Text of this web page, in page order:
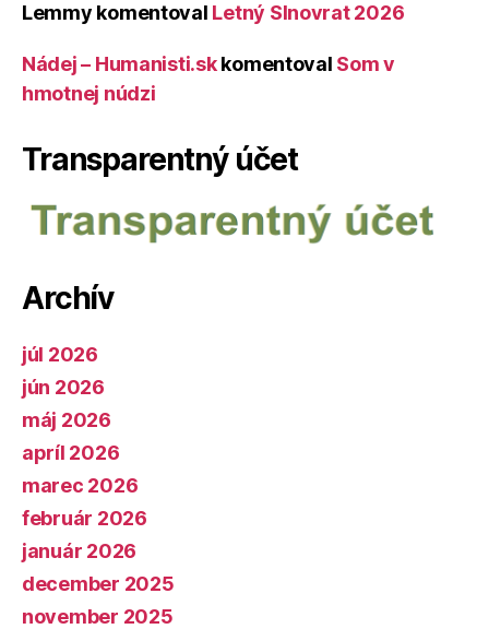
Lemmy komentoval Letný Slnovrat 2026
Nádej – Humanisti.skkomentoval Som v
hmotnej núdzi
Transparentný účet
Archív
júl 2026
jún 2026
máj 2026
apríl 2026
marec 2026
február 2026
január 2026
december 2025
november 2025